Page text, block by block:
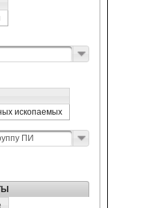
ископаемых
ПИ